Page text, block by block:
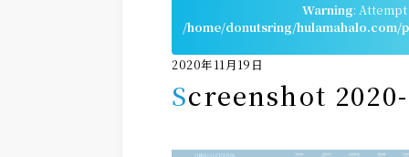
Warning:
/home/donutsring/hulamahalo.com/
2020年11月19日
Screenshot